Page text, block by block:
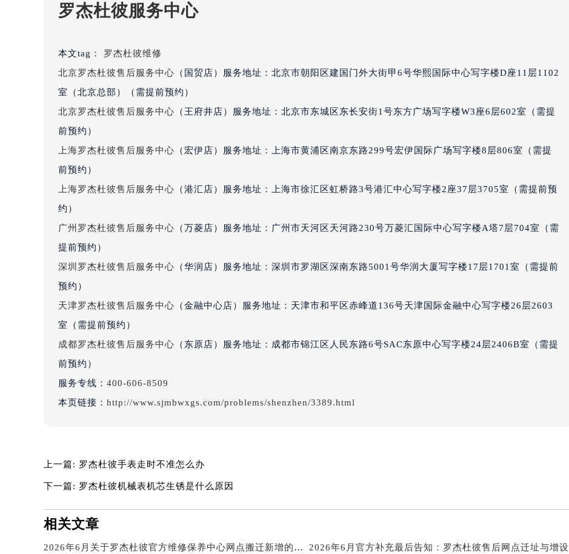
黑龙江省鹤岗市向阳区红军路罗杰杜彼售后服务中心（需提前预约）
黑龙江省鸡西市鸡冠区红军路罗杰杜彼售后服务中心（需提前预约）
黑龙江省佳木斯市向阳区长安路罗杰杜彼售后服务中心（需提前预约）
黑龙江省齐齐哈尔市龙沙区龙华路罗杰杜彼售后服务中心（需提前预约）
黑龙江省绥化市北林区新华街与康庄路交叉口罗杰杜彼售后服务中心（需提前预约）
吉林省白城市洮北区明仁南街罗杰杜彼售后服务中心（需提前预约）
吉林省四平市铁东区紫气大路与南九经街交汇处罗杰杜彼售后服务中心（需提前预约）
吉林省通化市东昌区环通乡江南大街罗杰杜彼售后服务中心（需提前预约）
吉林省延边市延吉市解放路罗杰杜彼售后服务中心（需提前预约）
辽宁省鞍山市铁东区站前街罗杰杜彼售后服务中心（需提前预约）
辽宁省抚顺市新抚区东一路罗杰杜彼售后服务中心（需提前预约）
辽宁省锦州市古塔区中央大街罗杰杜彼售后服务中心（需提前预约）
辽宁省盘锦市兴隆台区石油大街罗杰杜彼售后服务中心（需提前预约）
辽宁省铁岭市银州区南马路罗杰杜彼售后服务中心（需提前预约）
辽宁省沈阳市沈河区中街路137号亨得利名表维修授权店1楼罗杰杜彼售后服务中心（需提前预约）
罗杰杜彼服务中心
本文tag： 罗杰杜彼维修
北京罗杰杜彼售后服务中心 （国贸店）服务地址：北京市朝阳区建国门外大街甲6号华熙国际中心写字楼D座11层1102
室（北京总部）（需提前预约）
北京罗杰杜彼售后服务中心 （王府井店）服务地址：北京市东城区东长安街1号东方广场写字楼W3座6层602室（需提
前预约）
上海罗杰杜彼售后服务中心 （宏伊店）服务地址：上海市黄浦区南京东路299号宏伊国际广场写字楼8层806室（需提
前预约）
上海罗杰杜彼售后服务中心 （港汇店）服务地址：上海市徐汇区虹桥路3号港汇中心写字楼2座37层3705室（需提前预
约）
广州罗杰杜彼售后服务中心 （万菱店）服务地址：广州市天河区天河路230号万菱汇国际中心写字楼A塔7层704室（需
提前预约）
深圳罗杰杜彼售后服务中心 （华润店）服务地址：深圳市罗湖区深南东路5001号华润大厦写字楼17层1701室（需提前
预约）
天津罗杰杜彼售后服务中心 （金融中心店）服务地址：天津市和平区赤峰道136号天津国际金融中心写字楼26层2603
室（需提前预约）
成都罗杰杜彼售后服务中心 （东原店）服务地址：成都市锦江区人民东路6号SAC东原中心写字楼24层2406B室（需提
前预约）
服务专线： 400-606-8509
本页链接： http://www.sjmbwxgs.com/problems/shenzhen/3389.html
上一篇: 罗杰杜彼手表走时不准怎么办
下一篇: 罗杰杜彼机械表机芯生锈是什么原因
相关文章
2026年6月关于罗杰杜彼官方维修保养中心网点搬迁新增的正式文件内容
2026年6月官方补充最后告知：罗杰杜彼售后网点迁址与增设